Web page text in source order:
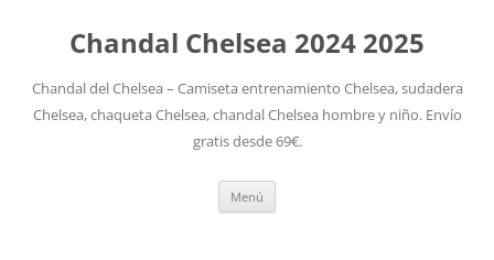
Chandal Chelsea 2024 2025
Chandal del Chelsea – Camiseta entrenamiento Chelsea, sudadera
Chelsea, chaqueta Chelsea, chandal Chelsea hombre y niño. Envío
gratis desde 69€.
Menú